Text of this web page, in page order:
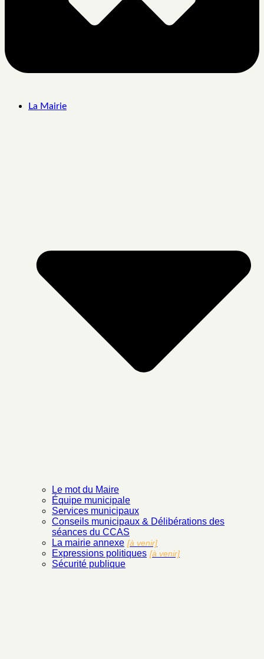
La Mairie
Le mot du Maire
Équipe municipale
Services municipaux
Conseils municipaux & Délibérations des
séances du CCAS
La mairie annexe [à venir]
Expressions politiques [à venir]
Sécurité publique